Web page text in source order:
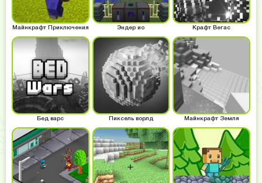
Майнкрафт Приключения Эндер ио Крафт Вегас
Бед варс Пиксель ворлд Майнкрафт Земля